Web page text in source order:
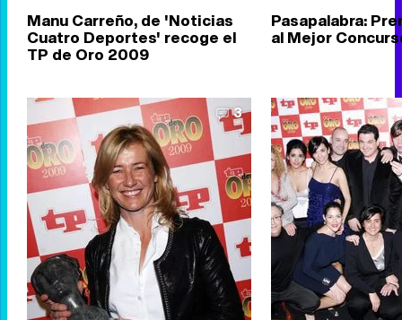
Manu Carreño, de 'Noticias
Cuatro Deportes' recoge el
TP de Oro 2009
Pasapalabra:
al Mejor
3